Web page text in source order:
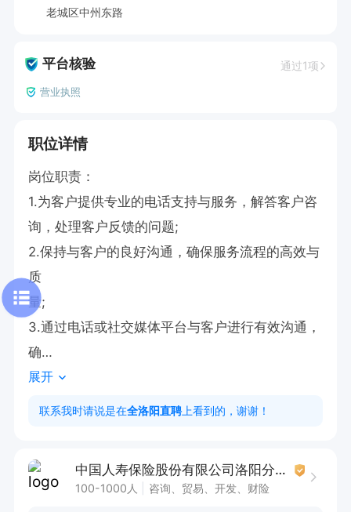
老城区中州东路
平台核验 通过1项
营业执照
职位详情
岗位职责：
1.为客户提供专业的电话支持与服务，解答客户咨
询，处理客户反馈的问题;
2.保持与客户的良好沟通，确保服务流程的高效与
质
量;
3.通过电话或社交媒体平台与客户进行有效沟通，
确
保信息的准确传递与记录。
任职要求:
2.能够在快节奏环境中保持积极的工作态度，完成
展开
联系我时请说是在全洛阳直聘 上看到的，谢谢！
中国人寿保险股份有限公司洛阳分公司东区营销服务部
100-1000人 咨询、贸易、开发、财险